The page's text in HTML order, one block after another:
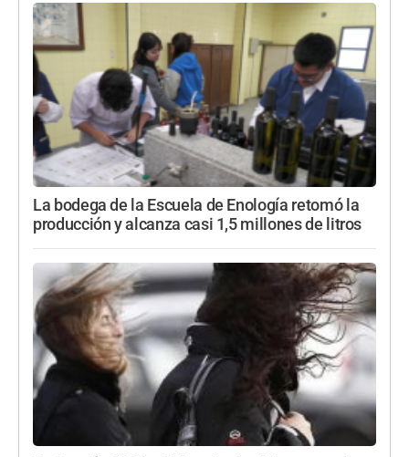
La bodega de la Escuela de Enología retomó la
producción y alcanza casi 1,5 millones de litros